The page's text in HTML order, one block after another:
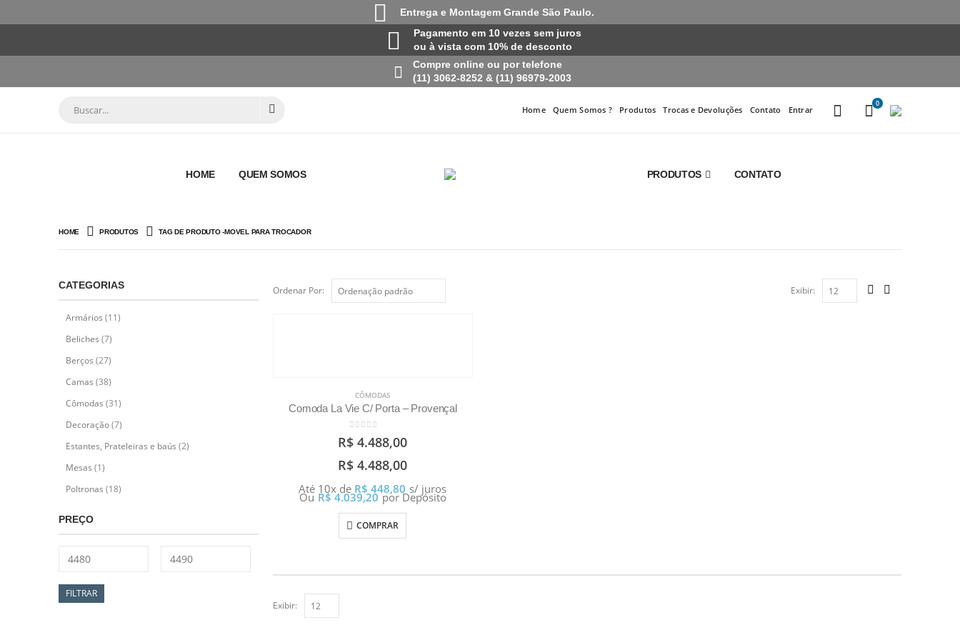
Entrega e Montagem Grande São Paulo.
Pagamento em 10 vezes sem juros
ou à vista com 10% de desconto
Compre online ou por telefone
(11) 3062-8252 & (11) 96979-2003
Home Quem Somos ? Produtos Trocas e Devoluções Contato Entrar
0
HOME QUEM SOMOS PRODUTOS CONTATO
HOME PRODUTOS TAG DE PRODUTO -MOVEL PARA TROCADOR
Ordenar Por: Exibir:
CÔMODAS
Comoda La Vie C/ Porta – Provençal
0 out of 5
R$ 4.488,00
R$ 4.488,00
Até 10x de R$ 448,80 s/ juros
Ou R$4.039,20 por Depósito
COMPRAR
Exibir:
CATEGORIAS
Armários (11)
Beliches (7)
Berços (27)
Camas (38)
Cômodas (31)
Decoração(7)
Estantes, Prateleiras e baús (2)
Mesas (1)
Poltronas (18)
PREÇO
FILTRAR